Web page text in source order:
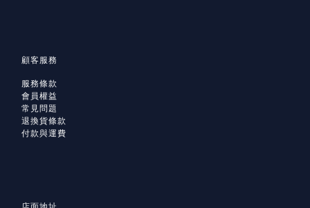
顧客服務
服務條款
會員權益
常見問題
退換貨條款
付款與運費